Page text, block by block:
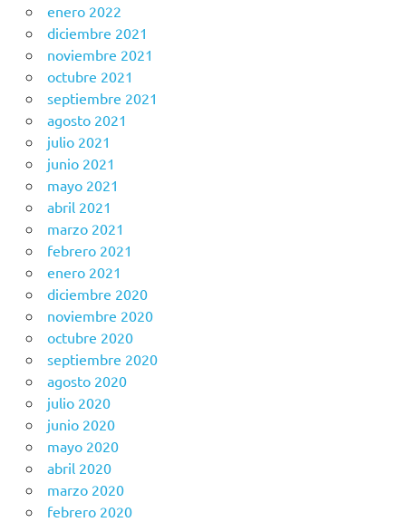
enero 2022
diciembre 2021
noviembre 2021
octubre 2021
septiembre 2021
agosto 2021
julio 2021
junio 2021
mayo 2021
abril 2021
marzo 2021
febrero 2021
enero 2021
diciembre 2020
noviembre 2020
octubre 2020
septiembre 2020
agosto 2020
julio 2020
junio 2020
mayo 2020
abril 2020
marzo 2020
febrero 2020